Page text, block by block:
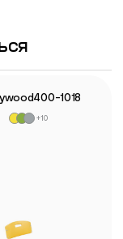
1018
+10